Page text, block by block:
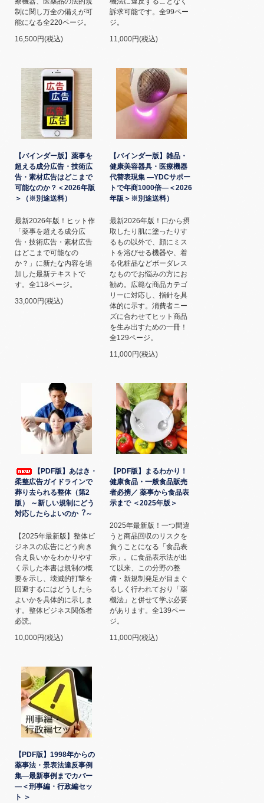
制に関し万全の備えが可
能になる全220ページ。
16,500円(税込)
訴求可能です。全99ペー
ジ。
11,000円(税込)
【バインダー版】薬事を
超える成分広告・技術広
告・素材広告はどこまで
可能なのか？＜2026年版
＞（※別途送料）
最新2026年版！ヒット作
「薬事を超える成分広
告・技術広告・素材広告
はどこまで可能なの
か？」に新たな内容を追
加した最新テキストで
す。全118ページ。
33,000円(税込)
【バインダー版】雑品・
健康美容器具・医療機器
代替表現集 ―YDCサポー
トで年商1000倍―＜2026
年版＞※別途送料）
最新2026年版！口から摂
取したり肌に塗ったりす
るもの以外で、顔にミス
トを浴びせる機器や、着
る化粧品などボーダレス
なものでお悩みの方にお
勧め。広範な商品カテゴ
リーに対応し、指針を具
体的に示す。消費者ニー
ズに合わせてヒット商品
を生み出すための一冊！
全129ページ。
11,000円(税込)
【PDF版】あはき・
柔整広告ガイドラインで
葬り去られる整体（第2
版） ～新しい規制にどう
対応したらよいのか︖～
【2025年最新版】整体ビ
ジネスの広告にどう向き
合え良いかをわかりやす
く示した本書は規制の概
要を示し、壊滅的打撃を
回避するにはどうしたら
よいかを具体的に示しま
す。整体ビジネス関係者
必読。
10,000円(税込)
【PDF版】まるわかり！
健康食品・一般食品販売
者必携／ 薬事から食品表
示まで ＜2025年版＞
2025年最新版！一つ間違
うと商品回収のリスクを
負うことになる「食品表
示」。に食品表示法が出
て以来、この分野の整
備・新規制発足が目まぐ
るしく行われており「薬
機法」と併せて学ぶ必要
があります。全139ペー
ジ。
11,000円(税込)
【PDF版】1998年からの
薬事法・景表法違反事例
集―最新事例までカバー
―＜刑事編・行政編セッ
ト ＞